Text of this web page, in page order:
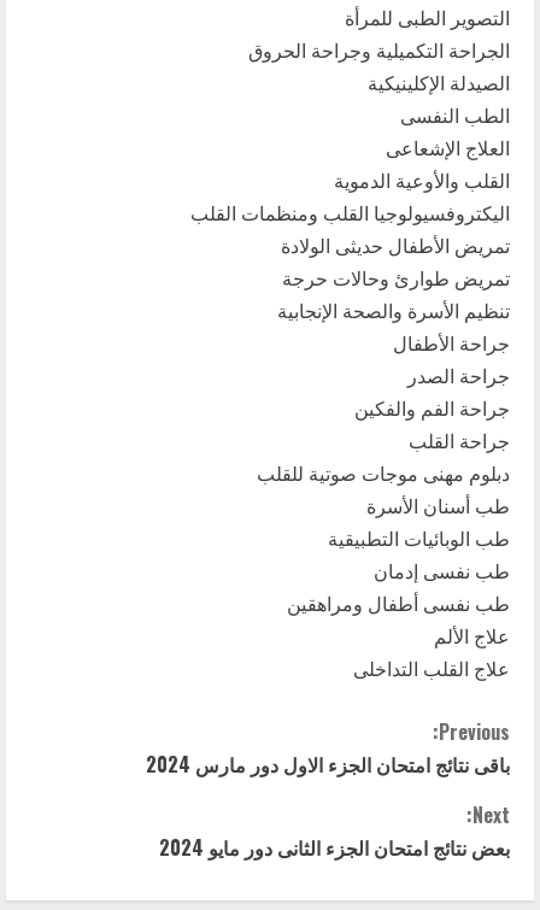
التصوير الطبى للمرأة
الجراحة التكميلية وجراحة الحروق
الصيدلة الإكلينيكية
الطب النفسى
العلاج الإشعاعى
القلب والأوعية الدموية
اليكتروفسيولوجيا القلب ومنظمات القلب
تمريض الأطفال حديثى الولادة
تمريض طوارئ وحالات حرجة
تنظيم الأسرة والصحة الإنجابية
جراحة الأطفال
جراحة الصدر
جراحة الفم والفكين
جراحة القلب
دبلوم مهنى موجات صوتية للقلب
طب أسنان الأسرة
طب الوبائيات التطبيقية
طب نفسى إدمان
طب نفسى أطفال ومراهقين
علاج الألم
علاج القلب التداخلى
C
o
n
t
Previous:
باقى نتائج امتحان الجزء الاول دور مارس 2024
Next:
بعض نتائج امتحان الجزء الثانى دور مايو 2024